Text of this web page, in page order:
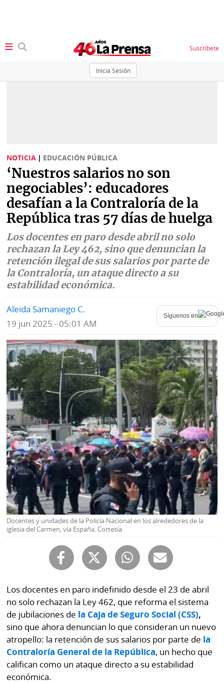
Inicia Sesión
Suscríbete
Sociedad
Judiciales
Política
Economía
Mundo
Deportes
Tecnología
Ponle
la
Firma
Status
K
Vivir+
Opinión
Blogs
Fotografías
Videos
Fe
de
erratas
Historias
SERVICIOS
E-
Paper
Buscador
Comunicados
Catálogos
Lotería
Kiosko
Contenido
de
marcas
RSS
Temas
Autores
Notas
lector
prácticas
OTROS
SITIOS
Metro
por
Mi
Diario
NOTICIA | EDUCACIÓN PÚBLICA
‘Nuestros salarios no son
negociables’: educadores
desafían a la Contraloría de la
República tras 57 días de huelga
Los docentes en paro desde abril no solo
rechazan la Ley 462, sino que denuncian la
retención ilegal de sus salarios por parte de
la Contraloría, un ataque directo a su
estabilidad económica.
Aleida Samaniego C.
19 jun 2025 - 05:01 AM
Síguenos en
Docentes y unidades de la Policía Nacional en los alrededores de la
iglesia del Carmen, vía España. Cortesía
Los docentes en paro indefinido desde el 23 de abril
no solo rechazan la Ley 462, que reforma el sistema
de jubilaciones de la Caja de Seguro Social (CSS),
sino que ahora denuncian lo que consideran un nuevo
atropello: la retención de sus salarios por parte de la
Contraloría General de la República, un hecho que
califican como un ataque directo a su estabilidad
económica.